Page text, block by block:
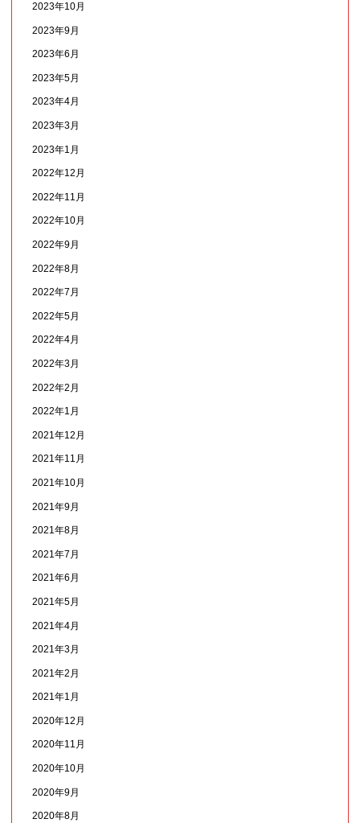
2023年10月
2023年9月
2023年6月
2023年5月
2023年4月
2023年3月
2023年1月
2022年12月
2022年11月
2022年10月
2022年9月
2022年8月
2022年7月
2022年5月
2022年4月
2022年3月
2022年2月
2022年1月
2021年12月
2021年11月
2021年10月
2021年9月
2021年8月
2021年7月
2021年6月
2021年5月
2021年4月
2021年3月
2021年2月
2021年1月
2020年12月
2020年11月
2020年10月
2020年9月
2020年8月